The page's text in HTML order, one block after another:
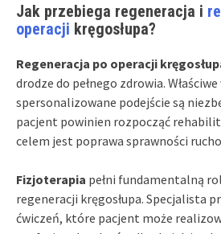
Jak przebiega regeneracja i
operacji kręgosłupa?
Regeneracja po operacji
drodze do pełnego zdrowia.
spersonalizowane podejście są
pacjent powinien rozpocząć
celem jest poprawa sprawności
Fizjoterapia pełni fundamentalną
regeneracji kręgosłupa. Specjalista
ćwiczeń, które pacjent może